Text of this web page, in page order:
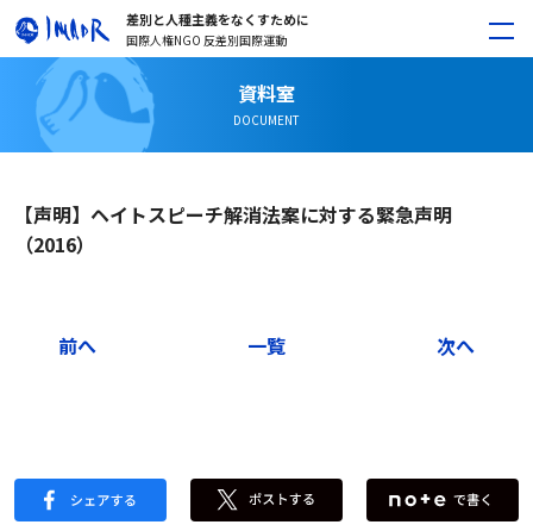
差別と人種主義をなくすために
国際人権NGO 反差別国際運動
資料室
DOCUMENT
【声明】ヘイトスピーチ解消法案に対する緊急声明
（2016）
前へ 一覧 次へ